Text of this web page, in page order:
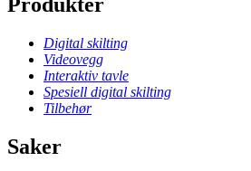
Produkter
Digital skilting
Videovegg
Interaktiv tavle
Spesiell digital skilting
Tilbehør
Saker